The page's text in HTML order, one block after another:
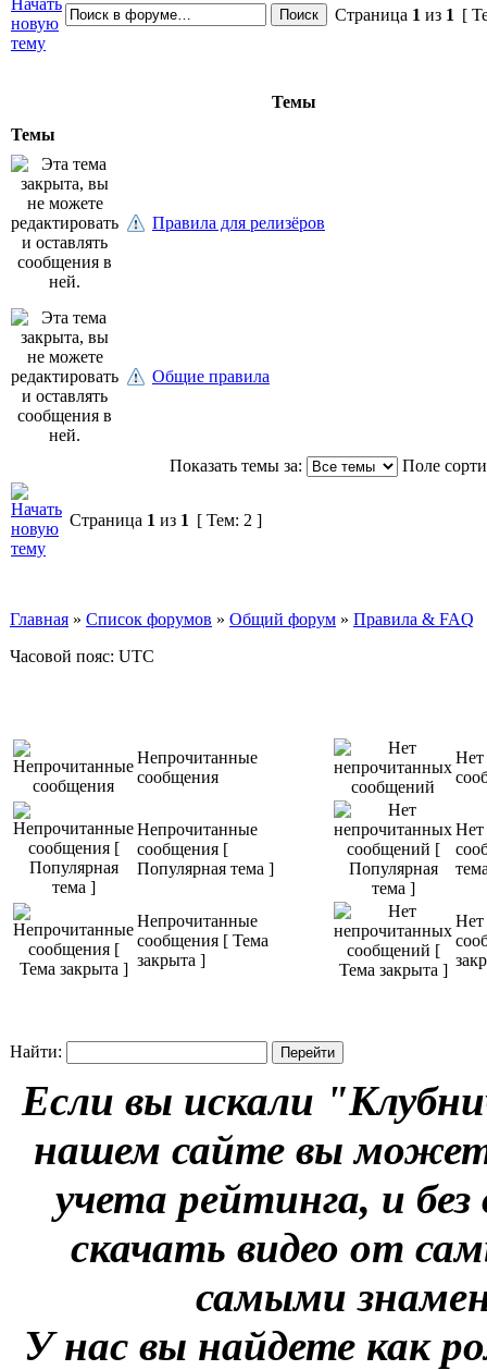
Страница 1 из 1 [
Темы
Темы
Правила для релизёров
Общие правила
Показать темы за: Поле
Страница 1 из 1 [ Тем: 2 ]
Главная » Список форумов » Общий форум » Правила & FAQ
Часовой пояс: UTC
Непрочитанные
сообщения
Нет
Непрочитанные
сообщения [
Популярная тема ]
Нет
Непрочитанные
сообщения [ Тема
закрыта ]
Нет
Найти:
Если вы искали
нашем сайте вы
учета рейтинга, и
скачать видео от
самыми
У нас вы найдете как